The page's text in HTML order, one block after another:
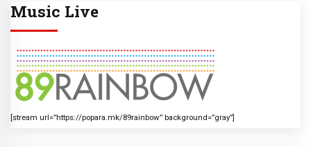
Music Live
[stream url=”https://popara.mk/89rainbow” background=”gray”]